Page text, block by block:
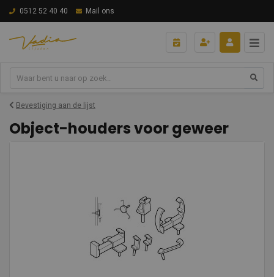
0512 52 40 40 Mail ons
Bevestiging aan de lijst
Object-houders voor geweer